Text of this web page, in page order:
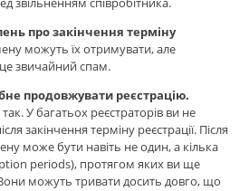
про закінчення терміну
можуть їх отримувати, але
звичайний спам.
продовжувати реєстрацію.
У багатьох реєстраторів ви не
закінчення терміну реєстрації. Після
може бути навіть не один, а кілька
periods), протягом яких ви ще
можуть тривати досить довго, що